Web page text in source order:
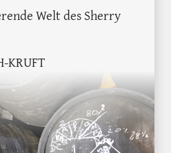
Welt des Sherry
KRUFT